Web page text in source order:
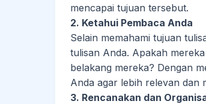
mencapai tujuan tersebut.
2. Ketahui Pembaca Anda
Selain memahami tujuan
tulisan Anda. Apakah
belakang mereka? Dengan
Anda agar lebih relevan dan
3. Rencanakan dan